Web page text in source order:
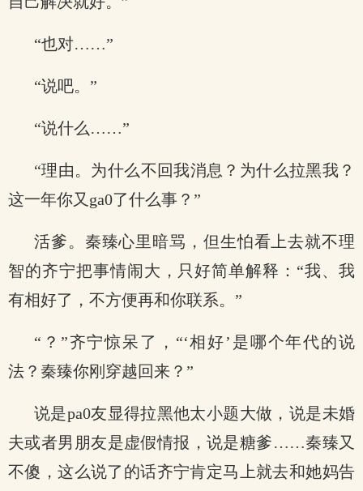
“也对……”
“说吧。”
“说什么……”
“理由。为什么不回我消息？为什么拉黑我？
这一年你又ga0了什么事？”
活爹。秦臻心里暗骂，但生怕看上去就不理
智的齐宁把事情闹大，只好简单解释：“我、我
有相好了，不方便再和你联系。”
“？”齐宁惊呆了，“‘相好’是哪个年代的说
法？秦臻你刚穿越回来？”
说是pa0友显得拉黑他太小题大做，说是未婚
夫或者男朋友是虚假情报，说是糖爹……秦臻又
不傻，这么说了的话齐宁肯定马上就去和她妈告